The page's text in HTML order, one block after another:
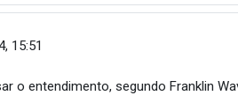
15:51
o entendimento, segundo Franklin